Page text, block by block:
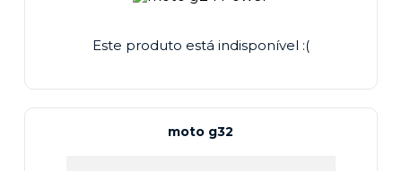
Este produto está indisponível :(
moto g32